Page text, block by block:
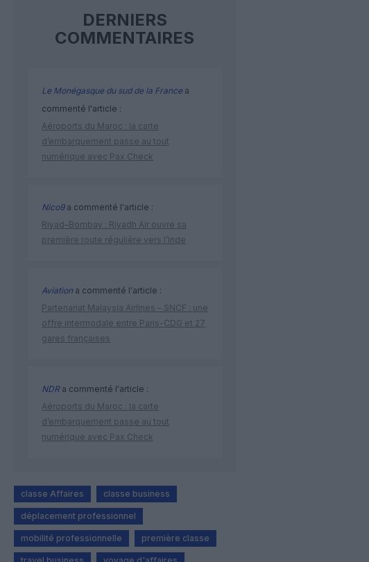
DERNIERS
COMMENTAIRES
Le Monégasque du sud de la Francea
commenté l'article :
Aéroports du Maroc : la carte
d’embarquement passe au tout
numérique avec Pax Check
Nico9a commenté l'article :
Riyad–Bombay : Riyadh Air ouvre sa
première route régulière vers l’Inde
Aviation a commenté l'article :
Partenariat Malaysia Airlines – SNCF : une
offre intermodale entre Paris-CDG et 27
gares françaises
NDRa commenté l'article :
Aéroports du Maroc : la carte
d’embarquement passe au tout
numérique avec Pax Check
classe Affaires classe business
déplacement professionnel
mobilité professionnelle première classe